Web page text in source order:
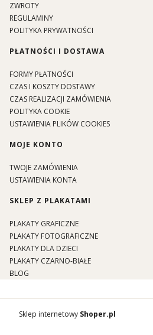
ZWROTY
REGULAMINY
POLITYKA PRYWATNOŚCI
PŁATNOŚCI I DOSTAWA
FORMY PŁATNOŚCI
CZAS I KOSZTY DOSTAWY
CZAS REALIZACJI ZAMÓWIENIA
POLITYKA COOKIE
USTAWIENIA PLIKÓW COOKIES
MOJE KONTO
TWOJE ZAMÓWIENIA
USTAWIENIA KONTA
SKLEP Z PLAKATAMI
PLAKATY GRAFICZNE
PLAKATY FOTOGRAFICZNE
PLAKATY DLA DZIECI
PLAKATY CZARNO-BIAŁE
BLOG
Sklep internetowy Shoper.pl